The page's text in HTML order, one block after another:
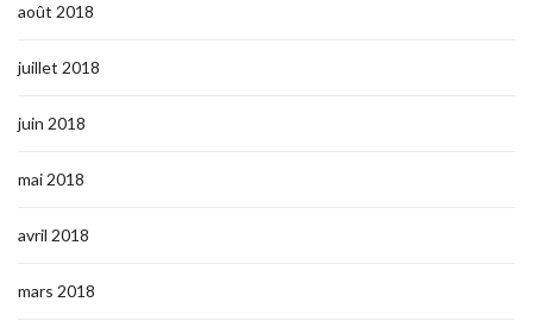
août 2018
juillet 2018
juin 2018
mai 2018
avril 2018
mars 2018